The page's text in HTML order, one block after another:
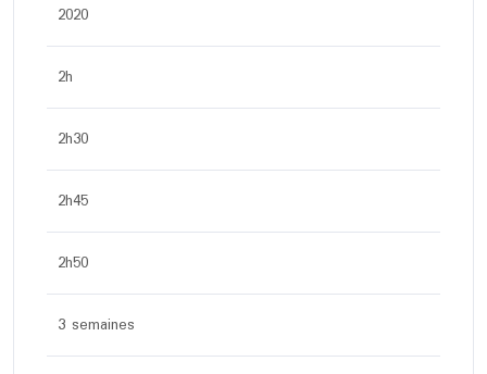
2020
2h
2h30
2h45
2h50
3 semaines